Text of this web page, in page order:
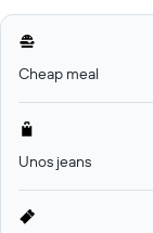
Cheap meal
Unos jeans